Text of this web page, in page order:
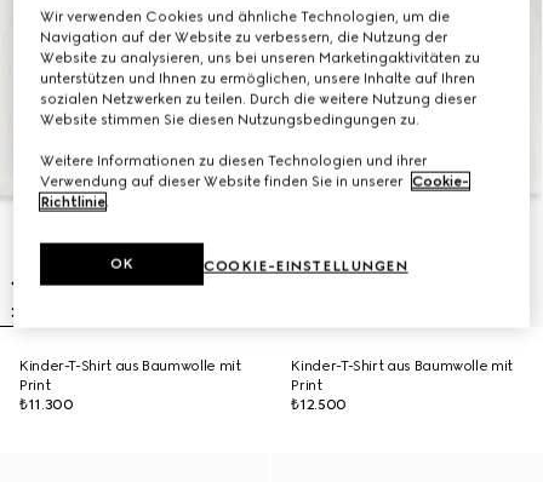
Kinder-T-Shirt aus Baumwolle mit
Print
₺11.300
Kinder-T-Shirt aus Baumwolle mit
Print
₺12.500
Wir verwenden Cookies und ähnliche Technologien, um die
Navigation auf der Website zu verbessern, die Nutzung der
Website zu analysieren, uns bei unseren Marketingaktivitäten zu
unterstützen und Ihnen zu ermöglichen, unsere Inhalte auf Ihren
sozialen Netzwerken zu teilen. Durch die weitere Nutzung dieser
Website stimmen Sie diesen Nutzungsbedingungen zu.
Weitere Informationen zu diesen Technologien und ihrer
Verwendung auf dieser Website finden Sie in unserer Cookie-
Richtlinie.
COOKIE-EINSTELLUNGEN
OK